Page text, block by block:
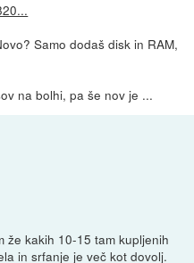
Samo dodaš disk in RAM,
na bolhi, pa še nov je ...
že kakih 10-15 tam kupljenih
in srfanje je več kot dovolj.